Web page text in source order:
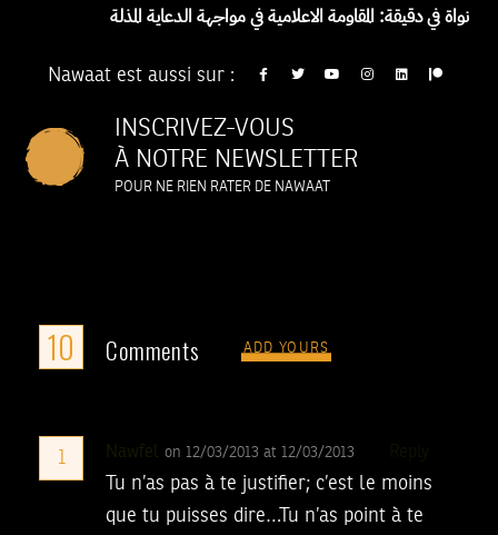
نواة في دقيقة: المقاومة الاعلامية في مواجهة الدعاية المذلة
Nawaat est aussi sur :
INSCRIVEZ-VOUS
À NOTRE NEWSLETTER
POUR NE RIEN RATER DE NAWAAT
10 Comments ADD YOURS
1 Nawfel on 12/03/2013 at 12/03/2013
Tu n’as pas à te justifier; c’est le moins
que tu puisses dire…Tu n’as point à te